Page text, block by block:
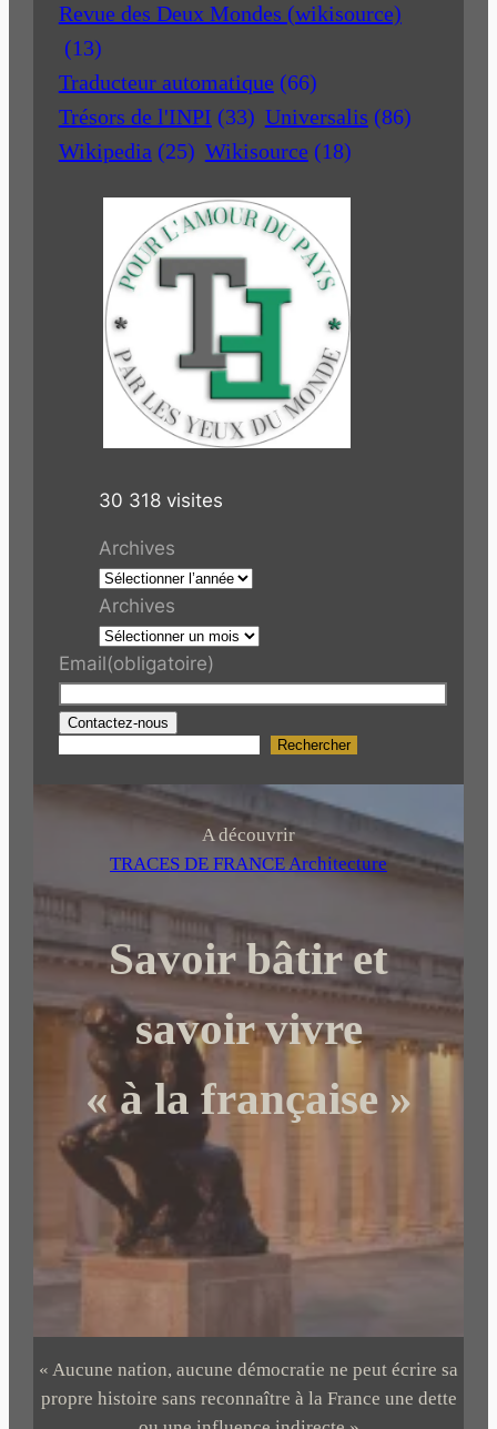
Revue des Deux Mondes (wikisource)
(13)
Traducteur automatique (66)
Trésors de l'INPI (33) Universalis (86)
Wikipedia (25) Wikisource (18)
30 318 visites
Archives
Archives
Email(obligatoire)
Contactez-nous
r
c
h
r
Rechercher
A découvrir
TRACES DE FRANCE Architecture
Savoir bâtir et
savoir vivre
« à la française »
« Aucune nation, aucune démocratie ne peut écrire sa
propre histoire sans reconnaître à la France une dette